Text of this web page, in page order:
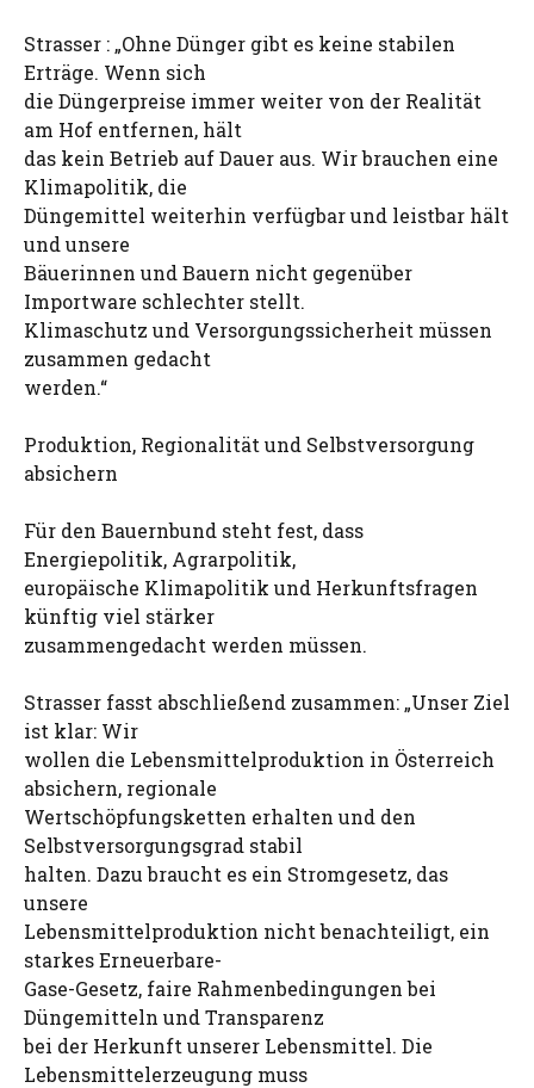
Strasser : „Ohne Dünger gibt es keine stabilen
Erträge. Wenn sich
die Düngerpreise immer weiter von der Realität
am Hof entfernen, hält
das kein Betrieb auf Dauer aus. Wir brauchen eine
Klimapolitik, die
Düngemittel weiterhin verfügbar und leistbar hält
und unsere
Bäuerinnen und Bauern nicht gegenüber
Importware schlechter stellt.
Klimaschutz und Versorgungssicherheit müssen
zusammen gedacht
werden.“
Produktion, Regionalität und Selbstversorgung
absichern
Für den Bauernbund steht fest, dass
Energiepolitik, Agrarpolitik,
europäische Klimapolitik und Herkunftsfragen
künftig viel stärker
zusammengedacht werden müssen.
Strasser fasst abschließend zusammen: „Unser Ziel
ist klar: Wir
wollen die Lebensmittelproduktion in Österreich
absichern, regionale
Wertschöpfungsketten erhalten und den
Selbstversorgungsgrad stabil
halten. Dazu braucht es ein Stromgesetz, das
unsere
Lebensmittelproduktion nicht benachteiligt, ein
starkes Erneuerbare-
Gase-Gesetz, faire Rahmenbedingungen bei
Düngemitteln und Transparenz
bei der Herkunft unserer Lebensmittel. Die
Lebensmittelerzeugung muss